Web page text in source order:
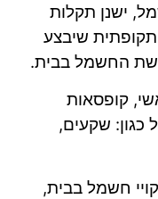
ישנן תקלות
שיבצע
החשמל בבית.
קופסאות
כגון: שקעים,
חשמל בבית,